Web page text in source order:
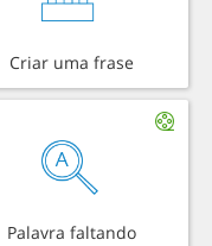
Criar uma frase
Palavra faltando